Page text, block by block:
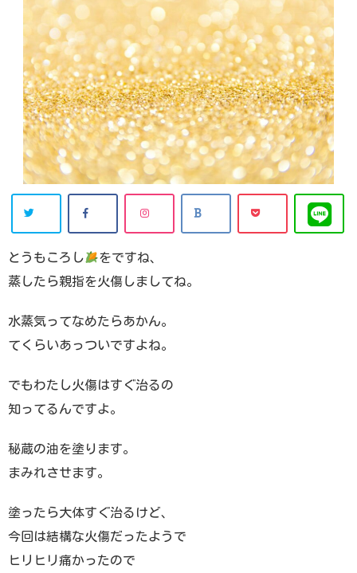
とうもころし
をですね、
蒸したら親指を火傷しましてね。
水蒸気ってなめたらあかん。
てくらいあっついですよね。
でもわたし火傷はすぐ治るの
知ってるんですよ。
秘蔵の油を塗ります。
まみれさせます。
塗ったら大体すぐ治るけど、
今回は結構な火傷だったようで
ヒリヒリ痛かったので